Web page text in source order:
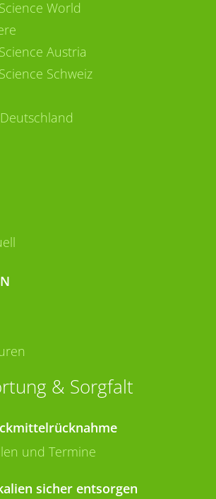
World
Austria
Schweiz
& Sorgfalt
und Termine
sicher entsorgen